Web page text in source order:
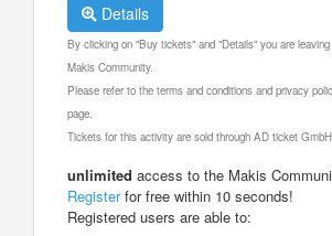
Details
By clicking on "Buy tickets" and "Details" you are
Makis Community.
Please refer to the terms and conditions and privacy
page.
Tickets for this activity are sold through AD ticket GmbH.
unlimited access to the Makis
Registerfor free within 10 seconds!
Registered users are able to: